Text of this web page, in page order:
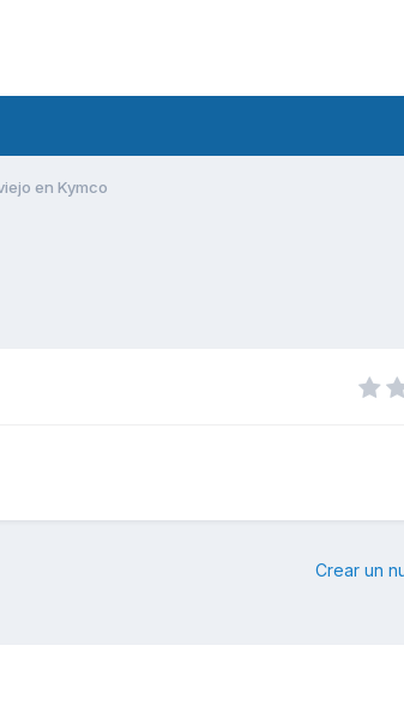
en Kymco
Crear un